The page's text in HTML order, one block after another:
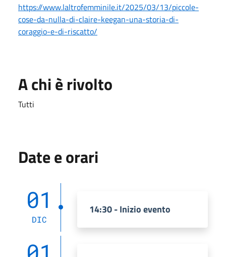
https://www.laltrofemminile.it/2025/03/13/piccole-
cose-da-nulla-di-claire-keegan-una-storia-di-
coraggio-e-di-riscatto/
A chi è rivolto
Tutti
Date e orari
01
DIC
14:30 - Inizio evento